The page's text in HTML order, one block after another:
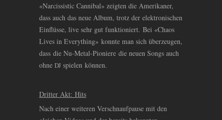
«Narcissistic Cannibal» zeigten die Amerikaner,
dass auch das neue Album, trotz der elektronischen
Einflüsse, live sehr gut funktioniert. Bei «Chaos
Lives in Everything» konnte man sich überzeugen,
dass die Nu-Metal-Pioniere die neuen Songs auch
ohne DJ spielen können.
Dritter Akt: Hits
Nach einer weiteren Verschnaufpause mit den